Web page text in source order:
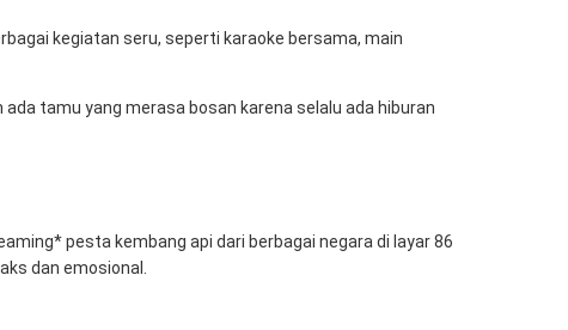
kegiatan seru, seperti karaoke bersama, main
ada tamu yang merasa bosan karena selalu ada hiburan
pesta kembang api dari berbagai negara di layar 86
dan emosional.